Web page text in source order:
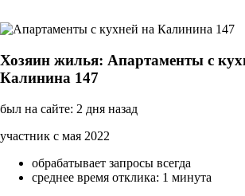
Хозяин жилья: Апартаменты с
Калинина 147
был на сайте: 2 дня назад
участник с мая 2022
обрабатывает запросы всегда
среднее время отклика: 1 минута